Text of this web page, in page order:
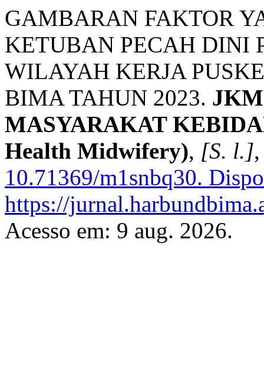
GAMBARAN FAKTOR
KETUBAN PECAH DINI
WILAYAH KERJA
BIMA TAHUN 2023.
MASYARAKAT
Health Midwifery), [S. l.]
10.71369/m1snbq30.
https://
Acesso em: 9 aug. 2026.